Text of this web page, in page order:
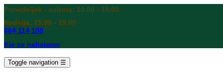
Ponedeljek - sobota: 10.00 - 18.00
Nedelja: 15.00 - 19.00
064 114 108
Kje se nahajamo
Toggle navigation ☰